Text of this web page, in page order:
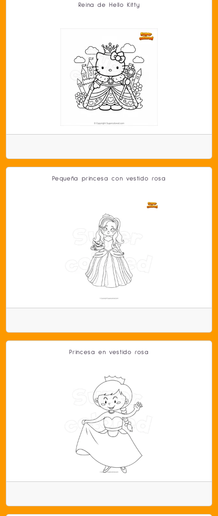
Reina de Hello Kitty
Pequeña princesa con vestido rosa
Princesa en vestido rosa